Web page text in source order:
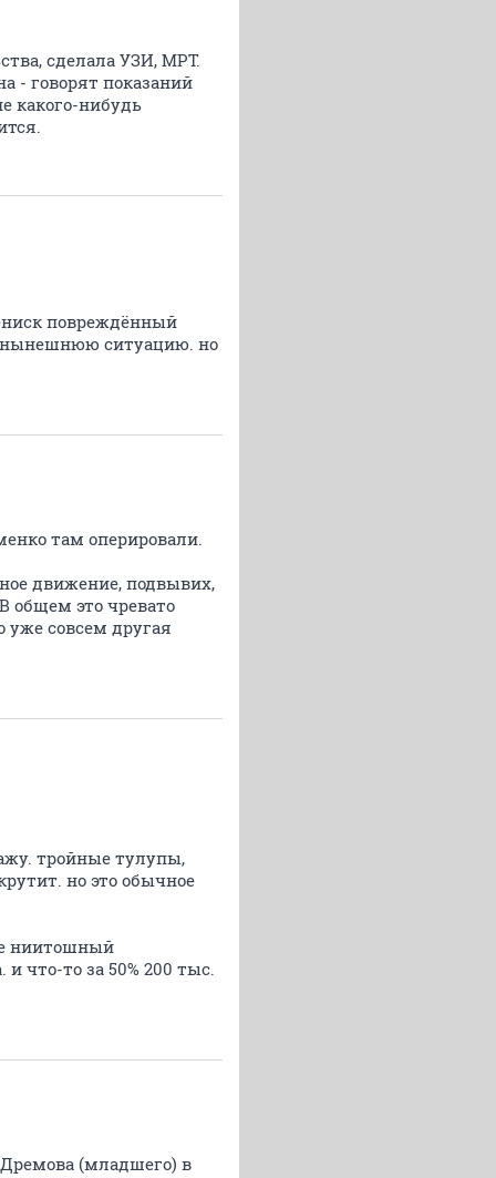
сделала УЗИ, МРТ.
- говорят показаний
какого-нибудь
повреждённый
нынешнюю ситуацию. но
там оперировали.
движение, подвывих,
общем это чревато
уже совсем другая
тройные тулупы,
но это обычное
ниитошный
что-то за 50% 200 тыс.
(младшего) в